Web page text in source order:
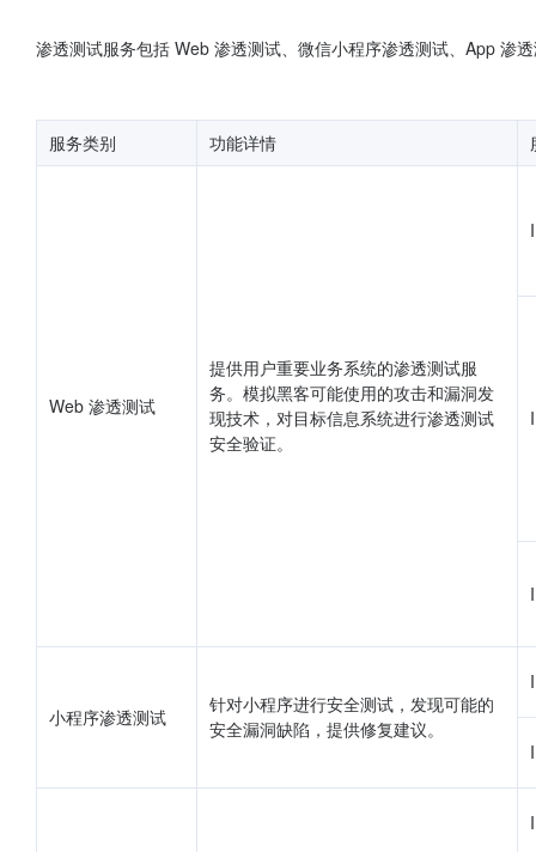
渗透测试服务包括 Web 渗透测试、微信小程序渗透测试、App 渗
服务类别 功能详情
Web 渗透测试
提供用户重要业务系统的渗透测试服
务。模拟黑客可能使用的攻击和漏洞发
现技术，对目标信息系统进行渗透测试
安全验证。
小程序渗透测试
针对小程序进行安全测试，发现可能的
安全漏洞缺陷，提供修复建议。